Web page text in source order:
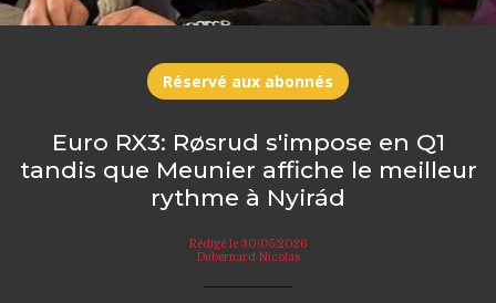
Réservé aux abonnés
Euro RX3: Røsrud s'impose en Q1
tandis que Meunier affiche le meilleur
rythme à Nyirád
Rédigé le 30/05/2026
Dubernard Nicolas